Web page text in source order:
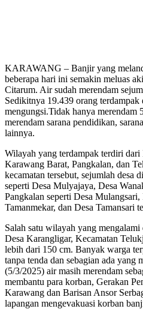
KARAWANG – Banjir yang
beberapa hari ini semakin meluas
Citarum. Air sudah merendam
Sedikitnya 19.439 orang terdampak
mengungsi.Tidak hanya merendam
merendam sarana pendidikan,
lainnya.
Wilayah yang terdampak terdiri
Karawang Barat, Pangkalan, dan
kecamatan tersebut, sejumlah desa
seperti Desa Mulyajaya, Desa
Pangkalan seperti Desa Mulangsari,
Tamanmekar, dan Desa Tamansari
Salah satu wilayah yang
Desa Karangligar, Kecamatan
lebih dari 150 cm. Banyak warga
tanpa tenda dan sebagian ada yang
(5/3/2025) air masih merendam
membantu para korban, Gerakan
Karawang dan Barisan Ansor
lapangan mengevakuasi korban